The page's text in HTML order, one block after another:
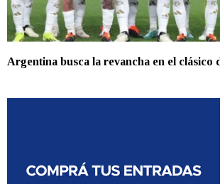
Argentina busca la revancha en el clásico